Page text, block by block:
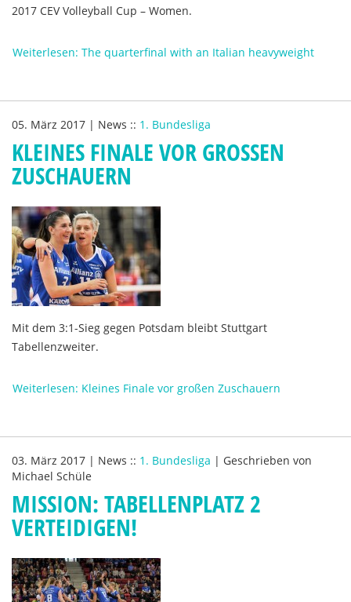
2017 CEV Volleyball Cup – Women.
Weiterlesen: The quarterfinal with an Italian heavyweight
05. März 2017 | News :: 1. Bundesliga
KLEINES FINALE VOR GROSSEN Z
USCHAUERN
Mit dem 3:1-Sieg gegen Potsdam bleibt Stuttgart
Tabellenzweiter.
Weiterlesen: Kleines Finale vor großen Zuschauern
03. März 2017 | News :: 1. Bundesliga | Geschrieben von
Michael Schüle
MISSION: TABELLENPLATZ 2
VERTEIDIGEN!